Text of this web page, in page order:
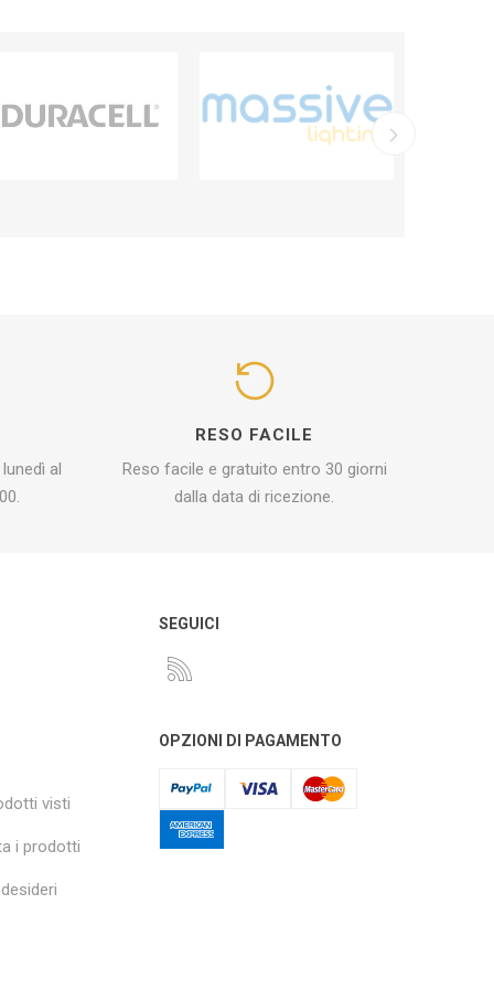
al
RESO FACILE
Reso facile e gratuito entro 30 giorni
dalla data di ricezione.
visti
i prodotti
SEGUICI
OPZIONI DI PAGAMENTO